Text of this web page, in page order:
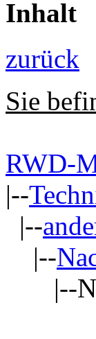
Inhalt
zurück
Sie
RWD-
|--
|--
|--
|--